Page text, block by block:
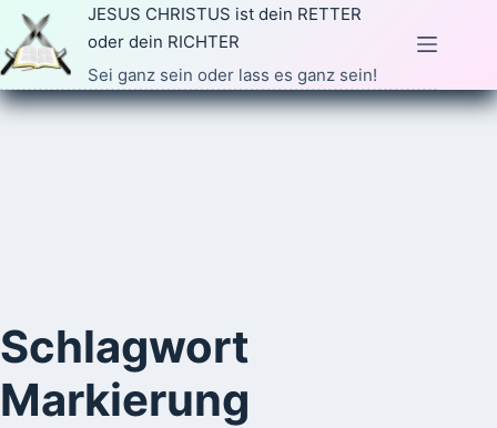
Zum
Inhalt
springen
JESUS CHRISTUS ist dein RETTER
oder dein RICHTER
Sei ganz sein oder lass es ganz sein!
Schlagwort
Markierung